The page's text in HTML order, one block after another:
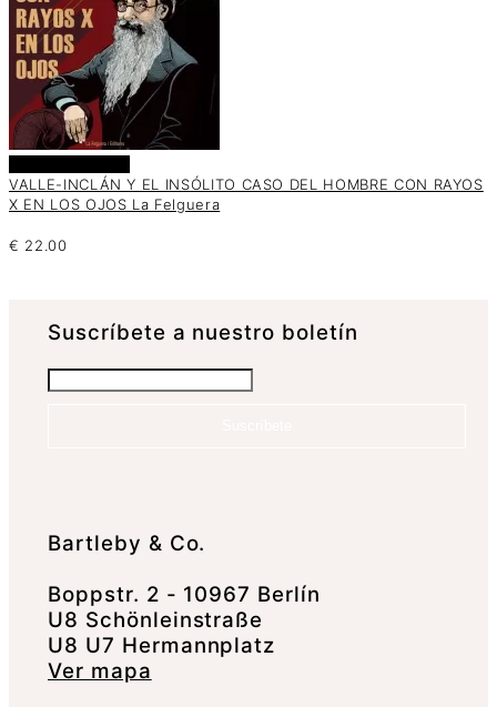
VALLE-INCLÁN Y EL INSÓLITO CASO DEL HOMBRE CON RAYOS
X EN LOS OJOS La Felguera
€ 22.00
Suscrí­bete a nuestro boletín
Bartleby & Co.
Boppstr. 2 - 10967 Berlín
U8 Schönleinstraße
U8 U7 Hermannplatz
Ver mapa